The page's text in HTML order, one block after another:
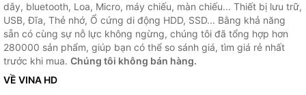
dây, bluetooth, Loa, Micro, máy chiếu, màn chiếu... Thiết bị lưu trữ,
USB, Đĩa, Thẻ nhớ, Ổ cứng di động HDD, SSD... Bằng khả năng
sẵn có cùng sự nỗ lực không ngừng, chúng tôi đã tổng hợp hơn
280000 sản phẩm, giúp bạn có thể so sánh giá, tìm giá rẻ nhất
trước khi mua. Chúng tôi không bán hàng.
VỀ VINA HD